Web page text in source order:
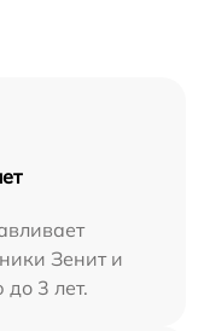
Зенит и
до 3 лет.